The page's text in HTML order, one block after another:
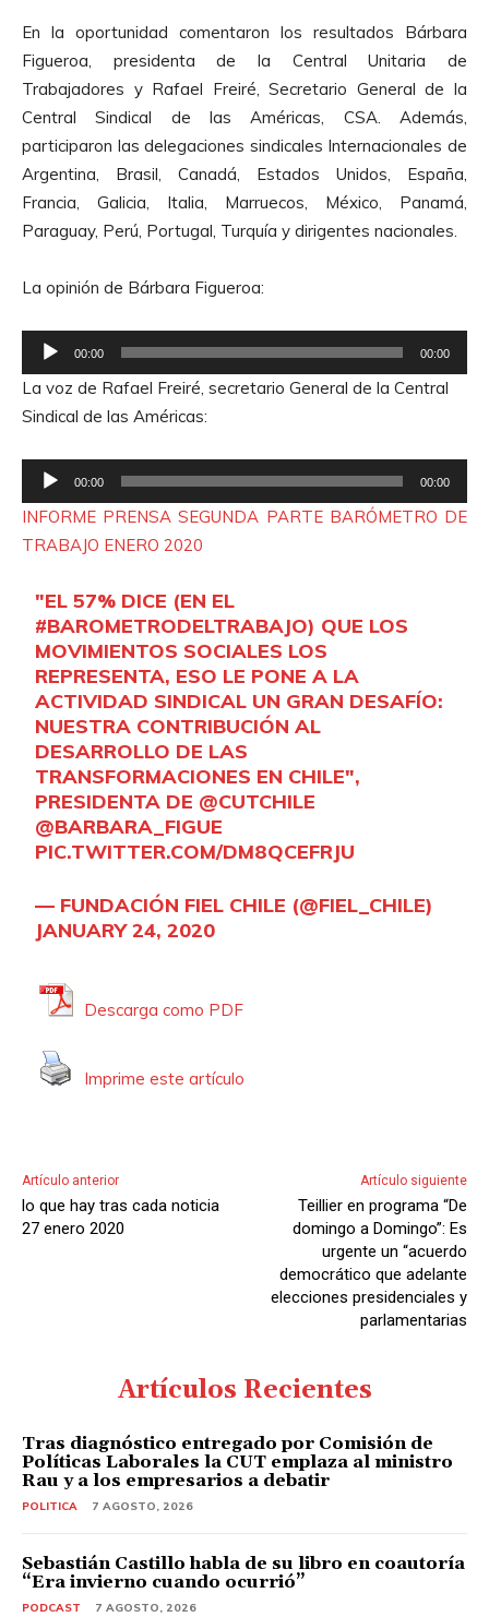
En la oportunidad comentaron los resultados Bárbara
Figueroa, presidenta de la Central Unitaria de
Trabajadores y Rafael Freiré, Secretario General de la
Central Sindical de las Américas, CSA. Además,
participaron las delegaciones sindicales Internacionales de
Argentina, Brasil, Canadá, Estados Unidos, España,
Francia, Galicia, Italia, Marruecos, México, Panamá,
Paraguay, Perú, Portugal, Turquía y dirigentes nacionales.
La opinión de Bárbara Figueroa:
e
p
r
o
u
c
00:00 00:00
La voz de Rafael Freiré, secretario General de la Central
Sindical de las Américas:
e
p
00:00 00:00
INFORME PRENSASEGUNDA PARTE BARÓMETRO DE
TRABAJO ENERO 2020
"EL 57% DICE (EN EL
#BAROMETRODELTRABAJO) QUE LOS
MOVIMIENTOS SOCIALES LOS
REPRESENTA, ESO LE PONE A LA
ACTIVIDAD SINDICAL UN GRAN DESAFÍO:
NUESTRA CONTRIBUCIÓN AL
DESARROLLO DE LAS
TRANSFORMACIONES EN CHILE",
PRESIDENTA DE @CUTCHILE
@BARBARA_FIGUE
PIC.TWITTER.COM/DM8QCEFRJU
— FUNDACIÓN FIEL CHILE (@FIEL_CHILE)
JANUARY 24, 2020
Descarga como PDF
Imprime este artículo
Artículo anterior
lo que hay tras cada noticia
27 enero 2020
Artículo siguiente
Teillier en programa “De
domingo a Domingo”: Es
urgente un “acuerdo
democrático que adelante
elecciones presidenciales y
parlamentarias
Artículos Recientes
Tras diagnóstico entregado por Comisión de
Políticas Laborales la CUT emplaza al ministro
Rau y a los empresarios a debatir
POLITICA 7 AGOSTO, 2026
Sebastián Castillo habla de su libro en coautoría
“Era invierno cuando ocurrió”
PODCAST 7 AGOSTO, 2026